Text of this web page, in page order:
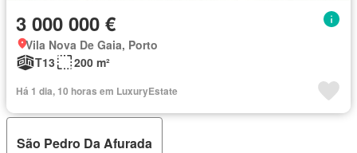
3 000 000 €
Vila Nova De Gaia, Porto
T13
200 m²
Há 1 dia, 10 horas em LuxuryEstate
São Pedro Da Afurada